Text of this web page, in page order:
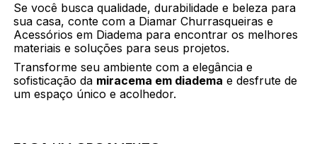
Se você busca qualidade, durabilidade e beleza para
sua casa, conte com a Diamar Churrasqueiras e
Acessórios em Diadema para encontrar os melhores
materiais e soluções para seus projetos.
Transforme seu ambiente com a elegância e
sofisticação da miracema em diadema e desfrute de
um espaço único e acolhedor.